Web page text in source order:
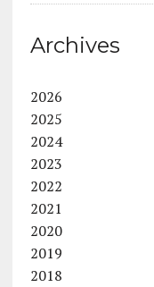
Archives
2026
2025
2024
2023
2022
2021
2020
2019
2018